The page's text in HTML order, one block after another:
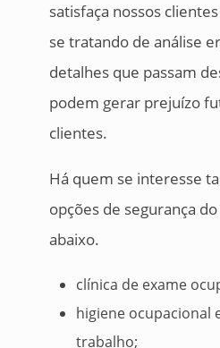
satisfaça nossos
se tratando de análise
detalhes que passam
podem gerar prejuízo
clientes.
Há quem se interesse
opções de segurança
abaixo.
clínica de exame
higiene ocupacional
trabalho;